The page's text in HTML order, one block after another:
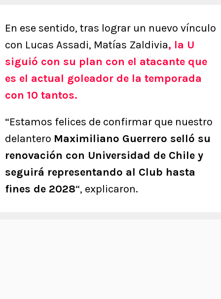
En ese sentido, tras lograr un nuevo vínculo
con Lucas Assadi, Matías Zaldivia, la U
siguió con su plan con el atacante que
es el actual goleador de la temporada
con 10 tantos.
“Estamos felices de confirmar que nuestro
delantero Maximiliano Guerrero selló su
renovación con Universidad de Chile y
seguirá representando al Club hasta
fines de 2028“, explicaron.